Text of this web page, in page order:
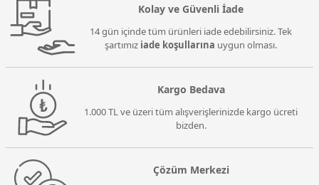
Kolay ve Güvenli İade
14 gün içinde tüm ürünleri iade edebilirsiniz. Tek
şartımız iade koşullarına uygun olması.
Kargo Bedava
1.000 TL ve üzeri tüm alışverişlerinizde kargo ücreti
bizden.
Çözüm Merkezi